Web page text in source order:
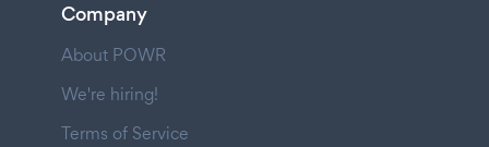
Company
About POWR
We're hiring!
Terms of Service